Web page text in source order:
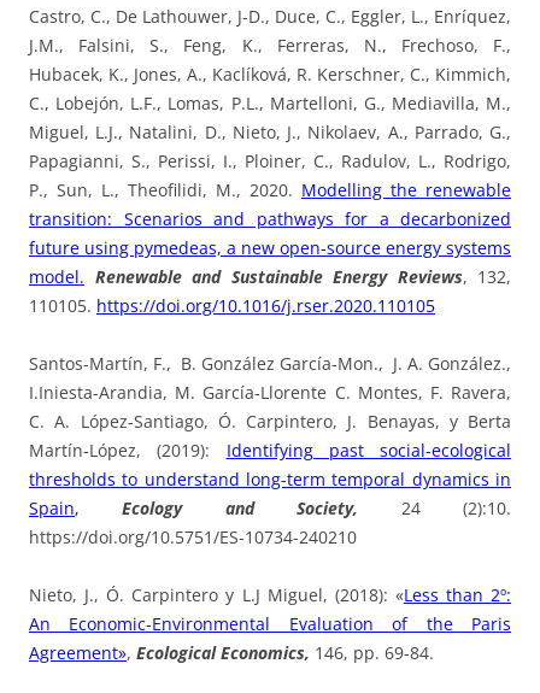
Castro, C., De Lathouwer, J-D., Duce, C., Eggler, L., Enríquez,
J.M., Falsini, S., Feng, K., Ferreras, N., Frechoso, F.,
Hubacek, K., Jones, A., Kaclíková, R. Kerschner, C., Kimmich,
C., Lobejón, L.F., Lomas, P.L., Martelloni, G., Mediavilla, M.,
Miguel, L.J., Natalini, D., Nieto, J., Nikolaev, A., Parrado, G.,
Papagianni, S., Perissi, I., Ploiner, C., Radulov, L., Rodrigo,
P., Sun, L., Theofilidi, M., 2020. Modelling the renewable
transition: Scenarios and pathways for a decarbonized
future using pymedeas, a new open-source energy systems
model. Renewable and Sustainable Energy Reviews, 132,
110105. https://doi.org/10.1016/j.rser.2020.110105
Santos-Martín, F., B. González García-Mon., J. A. González.,
I.Iniesta-Arandia, M. García-Llorente C. Montes, F. Ravera,
C. A. López-Santiago, Ó. Carpintero, J. Benayas, y Berta
Martín-López, (2019): Identifying past social-ecological
thresholds to understand long-term temporal dynamics in
Spain, Ecology and Society,
24 (2):10.
https://doi.org/10.5751/ES-10734-240210
Nieto, J., Ó. Carpintero y L.J Miguel, (2018): «Less than 2º:
An Economic-Environmental Evaluation of the Paris
Agreement», Ecological Economics, 146, pp. 69-84.